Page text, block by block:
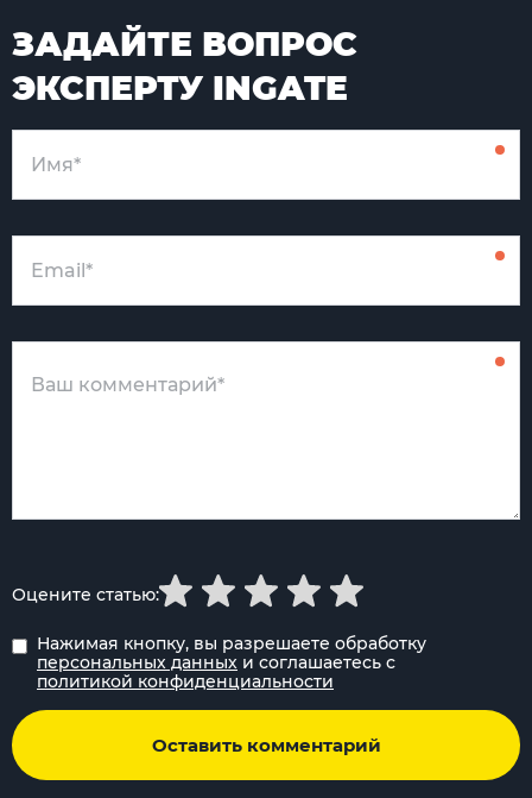
ЗАДАЙТЕ ВОПРОС
ЭКСПЕРТУ INGATE
Нажимая кнопку, вы разрешаете обработку
персональных данных и соглашаетесь с
политикой конфиденциальности
Оставить комментарий
Оцените статью: